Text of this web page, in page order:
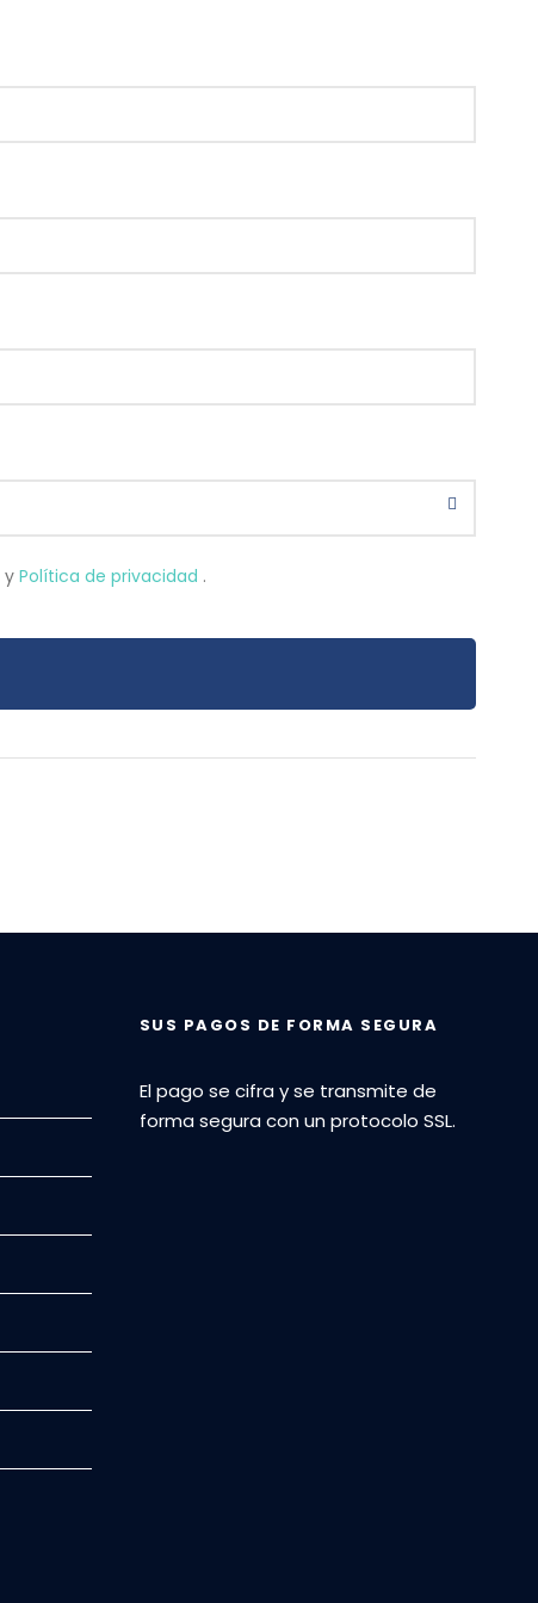
y Política de privacidad .
SUS PAGOS DE FORMA SEGURA
El pago se cifra y se transmite de
forma segura con un protocolo SSL.